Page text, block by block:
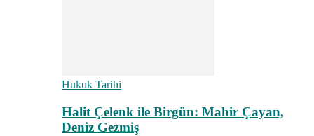
Hukuk Tarihi
Halit Çelenk ile Birgün: Mahir Çayan,
Deniz Gezmiş